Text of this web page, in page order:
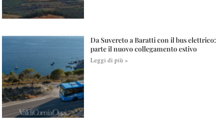
Da Suvereto a Baratti con il bus elettrico:
parte il nuovo collegamento estivo
Leggi di più »